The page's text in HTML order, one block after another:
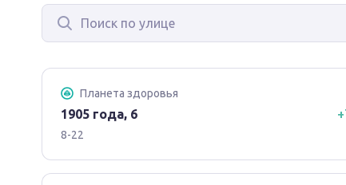
Планета здоровья
1905 года, 6
8-22